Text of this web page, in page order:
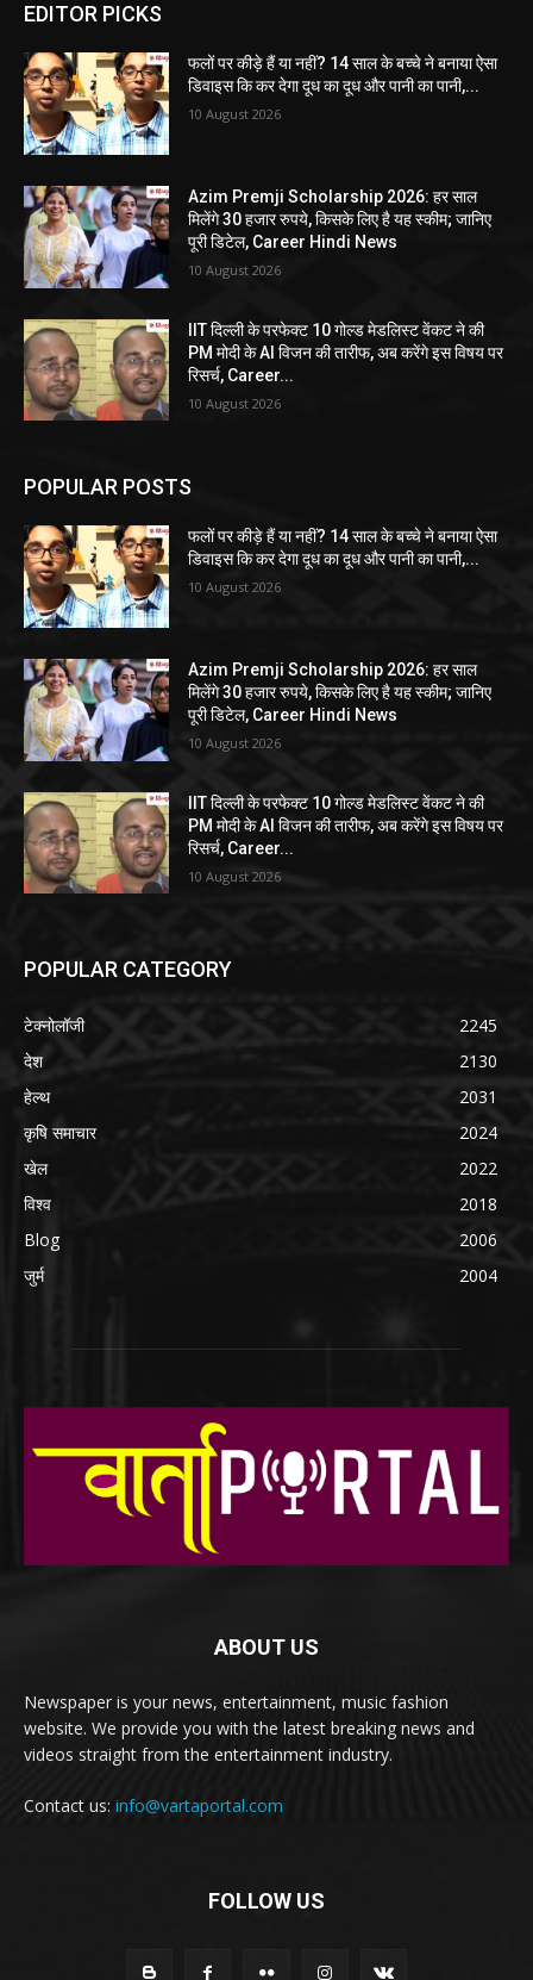
EDITOR PICKS
फलों पर कीड़े हैं या नहीं? 14 साल के बच्चे ने बनाया ऐसा
डिवाइस कि कर देगा दूध का दूध और पानी का पानी,...
10 August 2026
Azim Premji Scholarship 2026: हर साल
मिलेंगे 30 हजार रुपये, किसके लिए है यह स्कीम; जानिए
पूरी डिटेल, Career Hindi News
10 August 2026
IIT दिल्ली के परफेक्ट 10 गोल्ड मेडलिस्ट वेंकट ने की
PM मोदी के AI विजन की तारीफ, अब करेंगे इस विषय पर
रिसर्च, Career...
10 August 2026
POPULAR POSTS
फलों पर कीड़े हैं या नहीं? 14 साल के बच्चे ने बनाया ऐसा
डिवाइस कि कर देगा दूध का दूध और पानी का पानी,...
10 August 2026
Azim Premji Scholarship 2026: हर साल
मिलेंगे 30 हजार रुपये, किसके लिए है यह स्कीम; जानिए
पूरी डिटेल, Career Hindi News
10 August 2026
IIT दिल्ली के परफेक्ट 10 गोल्ड मेडलिस्ट वेंकट ने की
PM मोदी के AI विजन की तारीफ, अब करेंगे इस विषय पर
रिसर्च, Career...
10 August 2026
POPULAR CATEGORY
टेक्नोलॉजी
2245
देश
2130
हेल्थ
2031
कृषि समाचार
2024
खेल
2022
विश्व
2018
Blog
2006
जुर्म
2004
ABOUT US
Newspaper is your news, entertainment, music fashion
website. We provide you with the latest breaking news and
videos straight from the entertainment industry.
Contact us: info@vartaportal.com
FOLLOW US